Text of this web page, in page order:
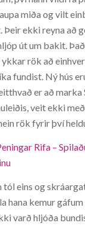
miða og vilt
Þeir ekki reyna að
út um bakit.
rök að
fundist. Ný hús
er að marka
veit ekki
rök fyrir því
Rifa –
eins og
hana kemur gáfum
varð hljóða